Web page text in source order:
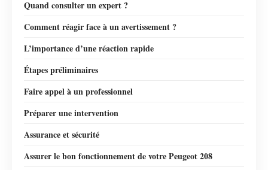
Quand consulter un expert ?
Comment réagir face à un avertissement ?
L’importance d’une réaction rapide
Étapes préliminaires
Faire appel à un professionnel
Préparer une intervention
Assurance et sécurité
Assurer le bon fonctionnement de votre Peugeot 208